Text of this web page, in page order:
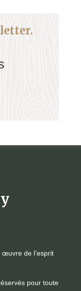
de l’esprit
pour toute